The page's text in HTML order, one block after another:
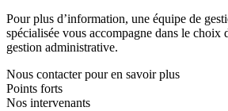
Pour plus d’information, une équipe de
spécialisée vous accompagne dans le choix
gestion administrative.
Nous contacter pour en savoir plus
Points forts
Nos intervenants